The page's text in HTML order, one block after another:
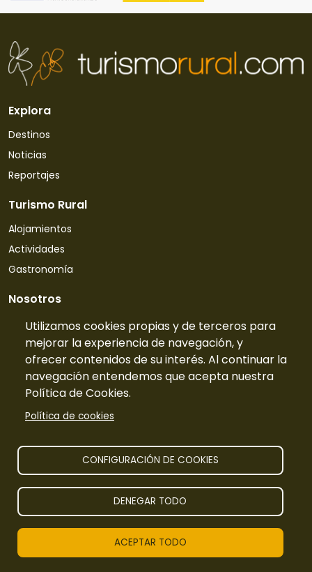
Utilizamos cookies propias y de terceros para
mejorar la experiencia de navegación, y
ofrecer contenidos de su interés. Al continuar la
navegación entendemos que acepta nuestra
Política de Cookies.
Política de cookies
CONFIGURACIÓN DE COOKIES
DENEGAR TODO
ACEPTAR TODO
Explora
Destinos
Noticias
Reportajes
Turismo Rural
Alojamientos
Actividades
Gastronomía
Nosotros
Quiénes somos
Contacto
Tarifas
Preguntas frecuentes
Información
Aviso legal
TurismoRural Internet S.L. |
reservados